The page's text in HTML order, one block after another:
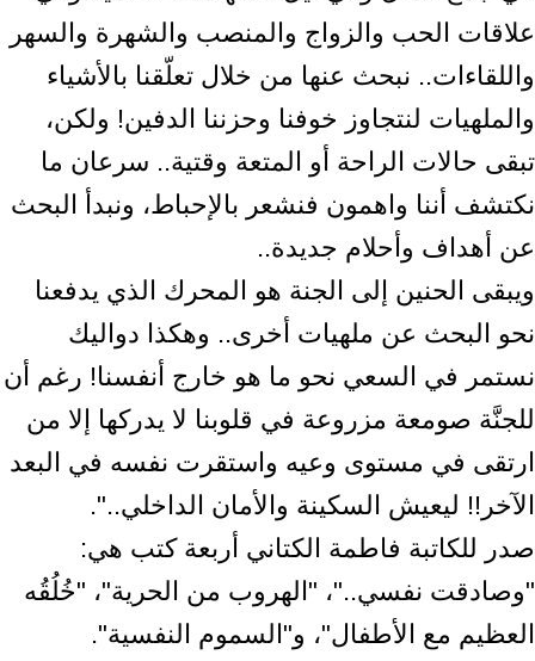
علاقات الحب والزواج والمنصب والشهرة والسهر
واللقاءات.. نبحث عنها من خلال تعلّقنا بالأشياء
والملهيات لنتجاوز خوفنا وحزننا الدفين! ولكن،
تبقى حالات الراحة أو المتعة وقتية.. سرعان ما
نكتشف أننا واهمون فنشعر بالإحباط، ونبدأ البحث
عن أهداف وأحلام جديدة..
ويبقى الحنين إلى الجنة هو المحرك الذي يدفعنا
نحو البحث عن ملهيات أخرى.. وهكذا دواليك
نستمر في السعي نحو ما هو خارج أنفسنا! رغم أن
للجنَّة صومعة مزروعة في قلوبنا لا يدركها إلا من
ارتقى في مستوى وعيه واستقرت نفسه في البعد
الآخر!! ليعيش السكينة والأمان الداخلي..".
صدر للكاتبة فاطمة الكتاني أربعة كتب هي:
"وصادقت نفسي.."، "الهروب من الحرية"، "خُلُقُه
العظيم مع الأطفال"، و"السموم النفسية".